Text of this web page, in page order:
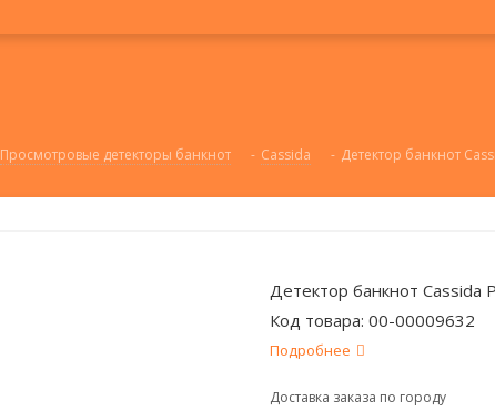
Просмотровые детекторы банкнот - Cassida - Детектор банкнот
Детектор банкнот Cassida
Код товара: 00-00009632
Подробнее
Доставка заказа по городу